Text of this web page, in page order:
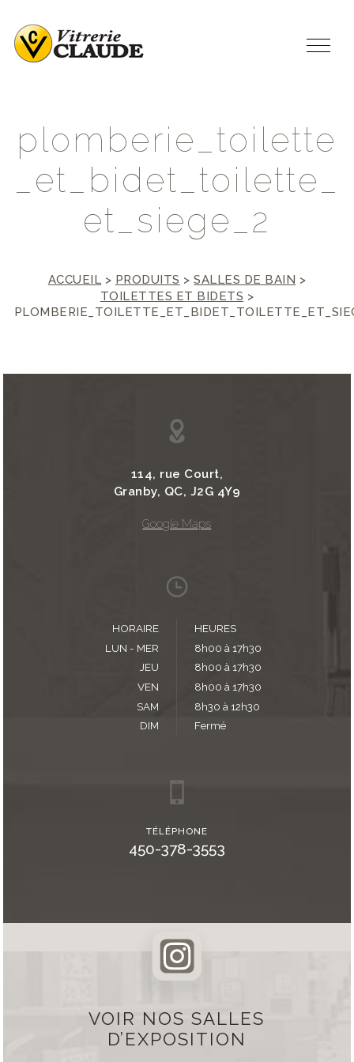
plomberie toi lette
et bidet toi lette
et siege 2
ACCUEIL > PRODUITS >SALLES DE BAIN >
TOILETTES ET BIDETS >
114, rue Court,
Granby, QC, J2G 4Y9
Google Maps
HORAIRE
HEURES
LUN - MER
8h00 à 17h30
JEU
8h00 à 17h30
VEN
8h00 à 17h30
SAM
8h30 à 12h30
DIM
Fermé
TÉLÉPHONE
450-378-3553
VOIR NOS SALLES
D’EXPOSITION